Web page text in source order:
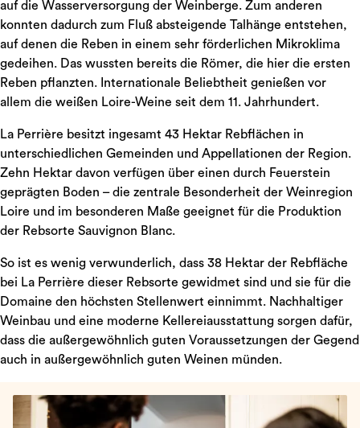
auf die Wasserversorgung der Weinberge. Zum anderen
konnten dadurch zum Fluß absteigende Talhänge entstehen,
auf denen die Reben in einem sehr förderlichen Mikroklima
gedeihen. Das wussten bereits die Römer, die hier die ersten
Reben pflanzten. Internationale Beliebtheit genießen vor
allem die weißen Loire-Weine seit dem 11. Jahrhundert.
La Perrière besitzt ingesamt 43 Hektar Rebflächen in
unterschiedlichen Gemeinden und Appellationen der Region.
Zehn Hektar davon verfügen über einen durch Feuerstein
geprägten Boden – die zentrale Besonderheit der Weinregion
Loire und im besonderen Maße geeignet für die Produktion
der Rebsorte Sauvignon Blanc.
So ist es wenig verwunderlich, dass 38 Hektar der Rebfläche
bei La Perrière dieser Rebsorte gewidmet sind und sie für die
Domaine den höchsten Stellenwert einnimmt. Nachhaltiger
Weinbau und eine moderne Kellereiausstattung sorgen dafür,
dass die außergewöhnlich guten Voraussetzungen der Gegend
auch in außergewöhnlich guten Weinen münden.